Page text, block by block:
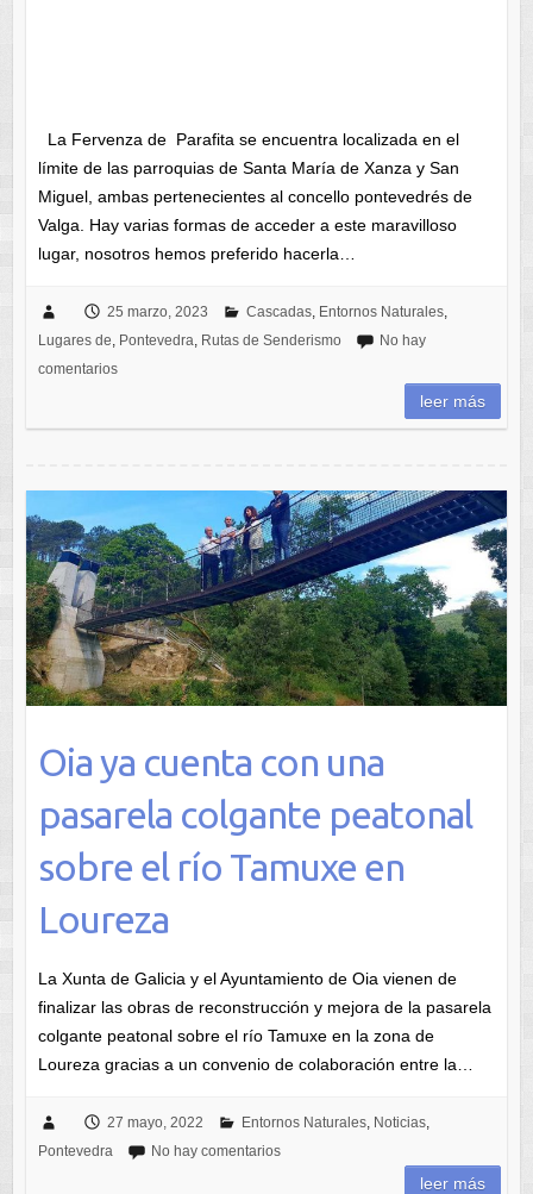
La Fervenza de Parafita se encuentra localizada en el
límite de las parroquias de Santa María de Xanza y San
Miguel, ambas pertenecientes al concello pontevedrés de
Valga. Hay varias formas de acceder a este maravilloso
lugar, nosotros hemos preferido hacerla…
25 marzo, 2023 Cascadas, Entornos Naturales,
Lugares de, Pontevedra, Rutas de Senderismo
No hay
comentarios
leer más
Oia ya cuenta con una
pasarela colgante peatonal
sobre el río Tamuxe en
Loureza
La Xunta de Galicia y el Ayuntamiento de Oia vienen de
finalizar las obras de reconstrucción y mejora de la pasarela
colgante peatonal sobre el río Tamuxe en la zona de
Loureza gracias a un convenio de colaboración entre la…
27 mayo, 2022 Entornos Naturales, Noticias,
Pontevedra
No hay comentarios
leer más